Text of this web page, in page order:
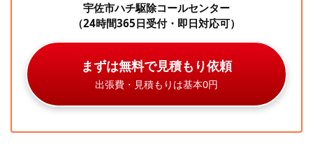
宇佐市ハチ駆除コールセンター
（24時間365日受付・即日対応可）
まずは無料で見積もり依頼
出張費・見積もりは基本0円